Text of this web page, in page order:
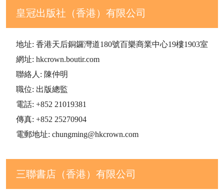
皇冠出版社（香港）有限公司
地址: 香港天后銅鑼灣道180號百樂商業中心19樓1903室
網址: hkcrown.boutir.com
聯絡人: 陳仲明
職位: 出版總監
電話: +852 21019381
傳真: +852 25270904
電郵地址: chungming@hkcrown.com
三聯書店（香港）有限公司